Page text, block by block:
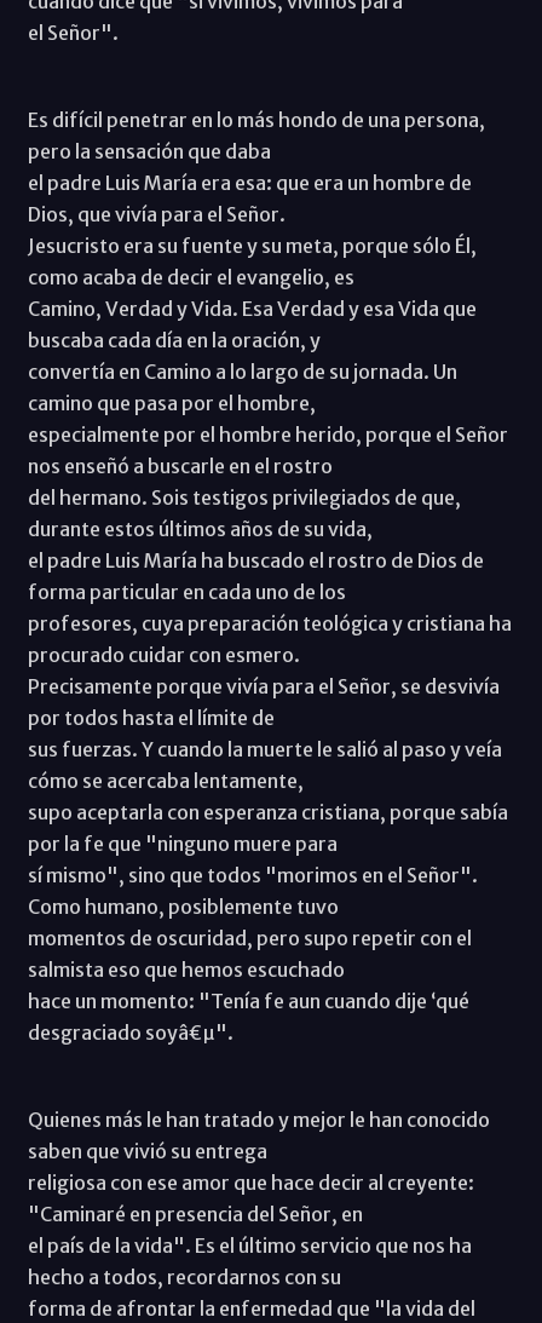
el Señor".
Es difícil penetrar en lo más hondo de una persona,
pero la sensación que daba
el padre Luis María era esa: que era un hombre de
Dios, que vivía para el Señor.
Jesucristo era su fuente y su meta, porque sólo Él,
como acaba de decir el evangelio, es
Camino, Verdad y Vida. Esa Verdad y esa Vida que
buscaba cada día en la oración, y
convertía en Camino a lo largo de su jornada. Un
camino que pasa por el hombre,
especialmente por el hombre herido, porque el Señor
nos enseñó a buscarle en el rostro
del hermano. Sois testigos privilegiados de que,
durante estos últimos años de su vida,
el padre Luis María ha buscado el rostro de Dios de
forma particular en cada uno de los
profesores, cuya preparación teológica y cristiana ha
procurado cuidar con esmero.
Precisamente porque vivía para el Señor, se desvivía
por todos hasta el límite de
sus fuerzas. Y cuando la muerte le salió al paso y veía
cómo se acercaba lentamente,
supo aceptarla con esperanza cristiana, porque sabía
por la fe que "ninguno muere para
sí mismo", sino que todos "morimos en el Señor".
Como humano, posiblemente tuvo
momentos de oscuridad, pero supo repetir con el
salmista eso que hemos escuchado
hace un momento: "Tenía fe aun cuando dije ‘qué
desgraciado soyâ€µ".
Quienes más le han tratado y mejor le han conocido
saben que vivió su entrega
religiosa con ese amor que hace decir al creyente:
"Caminaré en presencia del Señor, en
el país de la vida". Es el último servicio que nos ha
hecho a todos, recordarnos con su
forma de afrontar la enfermedad que "la vida del